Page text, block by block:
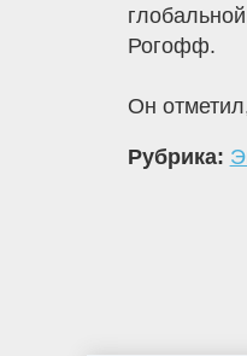
Рогофф.
Он
Рубрика: